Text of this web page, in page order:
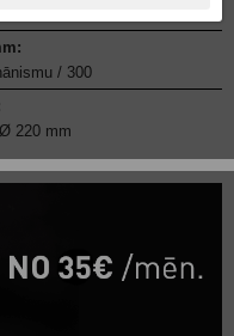
/ 300
220 mm